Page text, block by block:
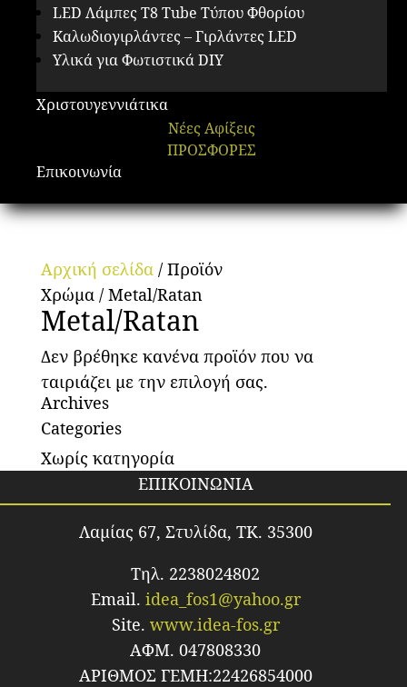
LED Λάμπες Τ8 Tube Τύπου Φθορίου
Καλωδιογιρλάντες – Γιρλάντες LED
Υλικά για Φωτιστικά DIY
Χριστουγεννιάτικα
Νέες Αφίξεις
ΠΡΟΣΦΟΡΕΣ
Επικοινωνία
Αρχική σελίδα/ Προϊόν
Χρώμα / Metal/Ratan
Metal/Ratan
Δεν βρέθηκε κανένα προϊόν που να
ταιριάζει με την επιλογή σας.
Archives
Categories
Χωρίς κατηγορία
ΕΠΙΚΟΙΝΩΝΙΑ
Λαμίας 67, Στυλίδα, TK. 35300
Τηλ. 2238024802
Email. idea_fos1@yahoo.gr
Site. www.idea-fos.gr
ΑΦΜ. 047808330
ΑΡΙΘΜΟΣ ΓΕΜΗ:22426854000